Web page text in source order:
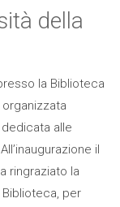
della
la Biblioteca
organizzata
dedicata alle
il
ringraziato la
per